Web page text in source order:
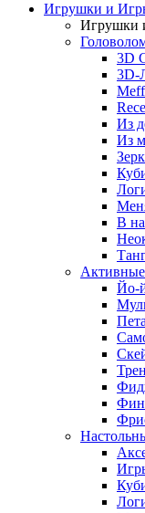
Игрушки и
Игрушки
3D
3D-
Из
Из
В
Йо-